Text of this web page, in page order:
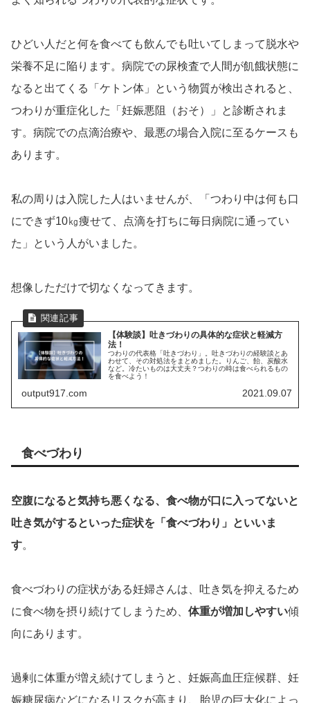
ひどい人だと何を食べても飲んでも吐いてしまって脱水や
栄養不足に陥ります。病院での尿検査で人間が飢餓状態に
なると出てくる「ケトン体」という物質が検出されると、
つわりが重症化した
「 妊娠悪阻（おそ） 」
と診断されま
す。病院での点滴治療や、最悪の場合入院に至るケースも
あります。
私の周りは入院した人はいませんが、「つわり中は何も口
にできず10㎏痩せて、点滴を打ちに毎日病院に通ってい
た」という人がいました 。
想像しただけで切なくなってきます。
【体験談】吐きづわりの具体的な症状と軽減方
法！
つわりの代表格「吐きづわり」。吐きづわりの経験談とあ
わせて、その対処法をまとめました。りんご、飴、炭酸水
など。冷たいものは大丈夫？つわりの時は食べられるもの
を食べよう！
output917.com 2021.09.07
食べづわり
空腹になると気持ち悪くなる、食べ物が口に入ってないと
吐き気がするといった症状を「食べづわり」といいま
す。
食べづわりの症状がある妊婦さんは、吐き気を抑えるため
に食べ物を摂り続けてしまうため、 体重が増加しやすい傾
向にあります。
過剰に体重が増え続けてしまうと、妊娠高血圧症候群、妊
娠糖尿病などになるリスクが高まり、胎児の巨大化によっ